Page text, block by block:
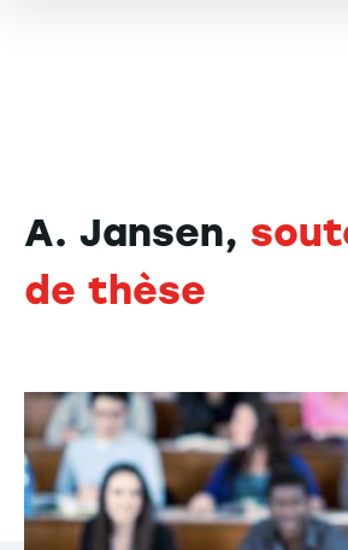
A. Jansen,
de thèse